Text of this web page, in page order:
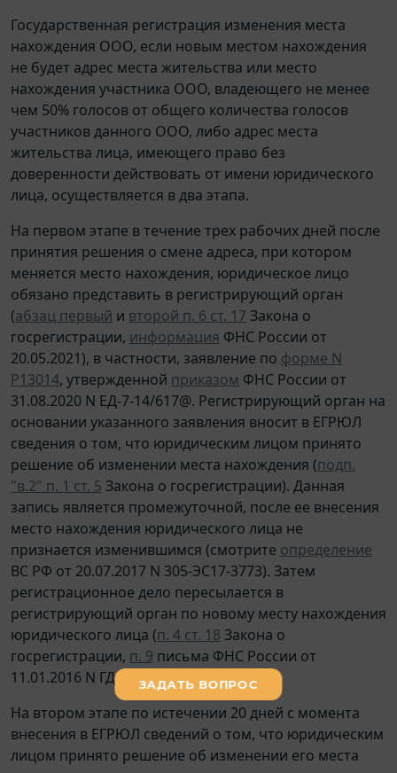
Государственная регистрация изменения места
нахождения ООО, если новым местом нахождения
не будет адрес места жительства или место
нахождения участника ООО, владеющего не менее
чем 50% голосов от общего количества голосов
участников данного ООО, либо адрес места
жительства лица, имеющего право без
доверенности действовать от имени юридического
лица, осуществляется в два этапа.
На первом этапе в течение трех рабочих дней после
принятия решения о смене адреса, при котором
меняется место нахождения, юридическое лицо
обязано представить в регистрирующий орган
(абзац первый и второй п. 6 ст. 17 Закона о
госрегистрации, информация ФНС России от
20.05.2021), в частности, заявление по форме N
Р13014, утвержденной приказом ФНС России от
31.08.2020 N ЕД-7-14/617@. Регистрирующий орган на
основании указанного заявления вносит в ЕГРЮЛ
сведения о том, что юридическим лицом принято
решение об изменении места нахождения (подп.
"в.2" п. 1 ст. 5 Закона о госрегистрации). Данная
запись является промежуточной, после ее внесения
место нахождения юридического лица не
признается изменившимся (смотрите определение
ВС РФ от 20.07.2017 N 305-ЭС17-3773). Затем
регистрационное дело пересылается в
регистрирующий орган по новому месту нахождения
юридического лица (п. 4 ст. 18 Закона о
госрегистрации, п. 9 письма ФНС России от
11.01.2016 N ГД-4-14/52@).
На втором этапе по истечении 20 дней с момента
внесения в ЕГРЮЛ сведений о том, что юридическим
лицом принято решение об изменении его места